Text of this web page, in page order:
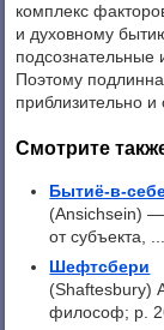
комплекс
и духовному
подсознательные
Поэтому
приблизительно и
Смотрите
Бытиё-в-
(Ansichsein) —
от субъекта, ...
Шефтсбери
(Shaftesbury)
философ; р.